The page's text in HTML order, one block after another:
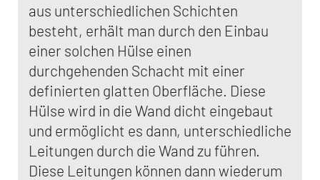
aus unterschiedlichen Schichten
besteht, erhält man durch den Einbau
einer solchen Hülse einen
durchgehenden Schacht mit einer
definierten glatten Oberfläche. Diese
Hülse wird in die Wand dicht eingebaut
und ermöglicht es dann, unterschiedliche
Leitungen durch die Wand zu führen.
Diese Leitungen können dann wiederum